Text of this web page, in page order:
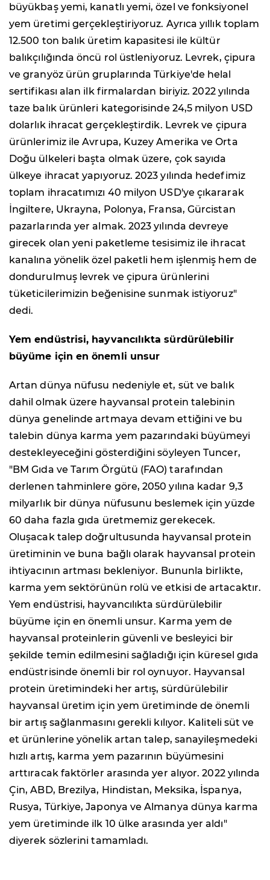
büyükbaş yemi, kanatlı yemi, özel ve fonksiyonel
yem üretimi gerçekleştiriyoruz. Ayrıca yıllık toplam
12.500 ton balık üretim kapasitesi ile kültür
balıkçılığında öncü rol üstleniyoruz. Levrek, çipura
ve granyöz ürün gruplarında Türkiye'de helal
sertifikası alan ilk firmalardan biriyiz. 2022 yılında
taze balık ürünleri kategorisinde 24,5 milyon USD
dolarlık ihracat gerçekleştirdik. Levrek ve çipura
ürünlerimiz ile Avrupa, Kuzey Amerika ve Orta
Doğu ülkeleri başta olmak üzere, çok sayıda
ülkeye ihracat yapıyoruz. 2023 yılında hedefimiz
toplam ihracatımızı 40 milyon USD'ye çıkararak
İngiltere, Ukrayna, Polonya, Fransa, Gürcistan
pazarlarında yer almak. 2023 yılında devreye
girecek olan yeni paketleme tesisimiz ile ihracat
kanalına yönelik özel paketli hem işlenmiş hem de
dondurulmuş levrek ve çipura ürünlerini
tüketicilerimizin beğenisine sunmak istiyoruz"
dedi.
Yem endüstrisi, hayvancılıkta sürdürülebilir
büyüme için en önemli unsur
Artan dünya nüfusu nedeniyle et, süt ve balık
dahil olmak üzere hayvansal protein talebinin
dünya genelinde artmaya devam ettiğini ve bu
talebin dünya karma yem pazarındaki büyümeyi
destekleyeceğini gösterdiğini söyleyen Tuncer,
"BM Gıda ve Tarım Örgütü (FAO) tarafından
derlenen tahminlere göre, 2050 yılına kadar 9,3
milyarlık bir dünya nüfusunu beslemek için yüzde
60 daha fazla gıda üretmemiz gerekecek.
Oluşacak talep doğrultusunda hayvansal protein
üretiminin ve buna bağlı olarak hayvansal protein
ihtiyacının artması bekleniyor. Bununla birlikte,
karma yem sektörünün rolü ve etkisi de artacaktır.
Yem endüstrisi, hayvancılıkta sürdürülebilir
büyüme için en önemli unsur. Karma yem de
hayvansal proteinlerin güvenli ve besleyici bir
şekilde temin edilmesini sağladığı için küresel gıda
endüstrisinde önemli bir rol oynuyor. Hayvansal
protein üretimindeki her artış, sürdürülebilir
hayvansal üretim için yem üretiminde de önemli
bir artış sağlanmasını gerekli kılıyor. Kaliteli süt ve
et ürünlerine yönelik artan talep, sanayileşmedeki
hızlı artış, karma yem pazarının büyümesini
arttıracak faktörler arasında yer alıyor. 2022 yılında
Çin, ABD, Brezilya, Hindistan, Meksika, İspanya,
Rusya, Türkiye, Japonya ve Almanya dünya karma
yem üretiminde ilk 10 ülke arasında yer aldı"
diyerek sözlerini tamamladı.